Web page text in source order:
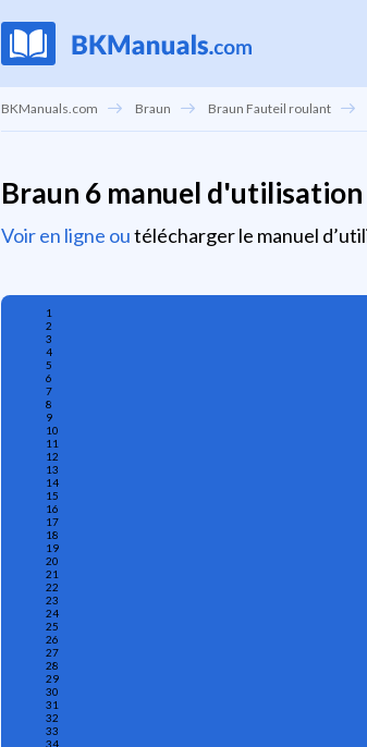
BKManuals.com Braun Braun Fauteil roulant
Braun 6 manuel d'utilisation
Voir en ligne outélécharger le manuel
1
2
3
4
5
6
7
8
9
10
11
12
13
14
15
16
17
18
19
20
21
22
23
24
25
26
27
28
29
30
31
32
33
34